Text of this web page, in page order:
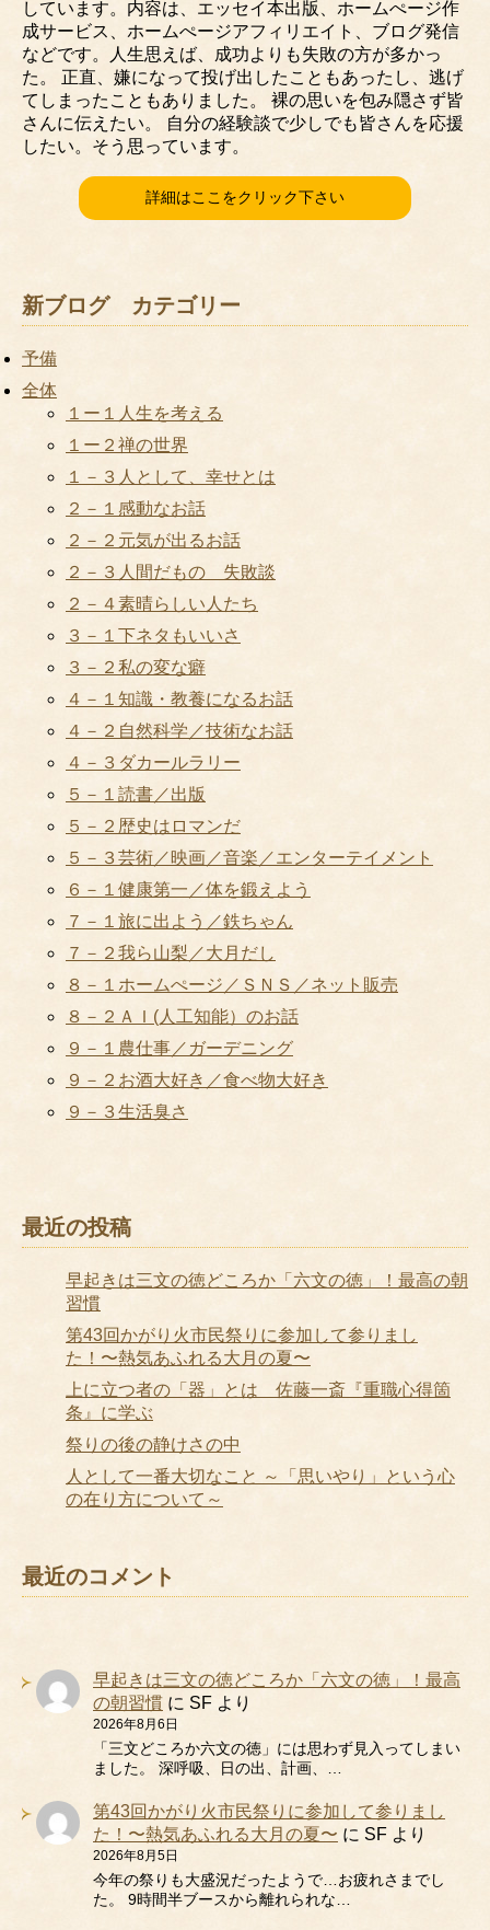
しています。内容は、エッセイ本出版、ホームぺージ作
成サービス、ホームぺージアフィリエイト、ブログ発信
などです。人生思えば、成功よりも失敗の方が多かっ
た。 正直、嫌になって投げ出したこともあったし、逃げ
てしまったこともありました。 裸の思いを包み隠さず皆
さんに伝えたい。 自分の経験談で少しでも皆さんを応援
したい。そう思っています。
詳細はここをクリック下さい
新ブログ カテゴリー
予備
全体
１ー１人生を考える
１ー２禅の世界
１－３人として、幸せとは
２－１感動なお話
２－２元気が出るお話
２－３人間だもの 失敗談
２－４素晴らしい人たち
３－１下ネタもいいさ
３－２私の変な癖
４－１知識・教養になるお話
４－２自然科学／技術なお話
４－３ダカールラリー
５－１読書／出版
５－２歴史はロマンだ
５－３芸術／映画／音楽／エンターテイメント
６－１健康第一／体を鍛えよう
７－１旅に出よう／鉄ちゃん
７－２我ら山梨／大月だし
８－１ホームぺージ／ＳＮＳ／ネット販売
８－２ＡＩ(人工知能）のお話
９－１農仕事／ガーデニング
９－２お酒大好き／食べ物大好き
９－３生活臭さ
最近の投稿
早起きは三文の徳どころか「六文の徳」！最高の朝
習慣
第43回かがり火市民祭りに参加して参りまし
た！〜熱気あふれる大月の夏〜
上に立つ者の「器」とは 佐藤一斎『重職心得箇
条』に学ぶ
祭りの後の静けさの中
人として一番大切なこと ～「思いやり」という心
の在り方について～
最近のコメント
早起きは三文の徳どころか「六文の徳」！最高
の朝習慣 に SF より
2026年8月6日
「三文どころか六文の徳」には思わず見入ってしまい
ました。 深呼吸、日の出、計画、…
第43回かがり火市民祭りに参加して参りまし
た！〜熱気あふれる大月の夏〜 に SF より
2026年8月5日
今年の祭りも大盛況だったようで…お疲れさまでし
た。 9時間半ブースから離れられな…